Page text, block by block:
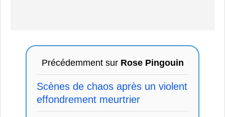
Précédemment sur Rose Pingouin
Scènes de chaos après un violent
effondrement meurtrier